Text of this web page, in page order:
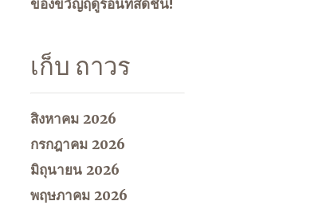
ของขวัญฤดูร้อนที่สดชื่น!
เก็บ ถาวร
สิงหาคม 2026
กรกฎาคม 2026
มิถุนายน 2026
พฤษภาคม 2026